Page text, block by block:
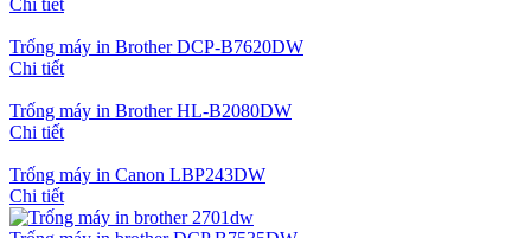
Trống máy in Brother DCP-B7620DW
Chi tiết
Trống máy in Brother HL-B2080DW
Chi tiết
Trống máy in Canon LBP243DW
Chi tiết